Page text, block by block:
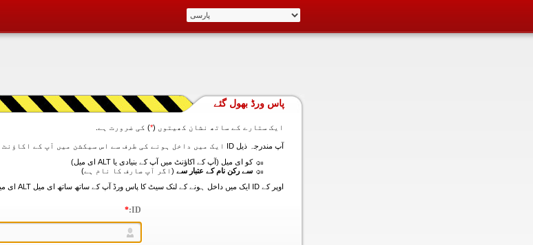
پاس ورڈ بھول گئے
ایک ستارے کے ساتھ نشان کھیتوں (*) کی ضرورت ہے.
آپ مندرجہ ذیل ID ایک میں داخل ہونے کی طرف سے اس سیکشن میں آپ کے اکاؤنٹ کا پاس ورڈ حاصل کر سکتے ہیں:
کو ای میل (آپ کے اکاؤنٹ میں آپ کے بنیادی یا ALT ای میل)
سے رکن نام کے عتبار سے (اگر آپ صارف کا نام ہے)
اوپر کے ID ایک میں داخل ہونے کے لنک سیٹ کا پاس ورڈ آپ کے ساتھ ساتھ ای میل ALT ای میل بھیج دیں گے.
ID:
*